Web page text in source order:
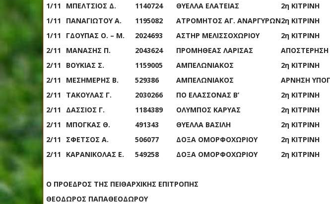
1/11
ΜΠΕΛΤΣΙΟΣ Δ. 1140724 ΘΥΕΛΛΑ ΕΛΑΤΕΙΑΣ 2η ΚΙΤΡΙΝΗ
1/11
ΠΑΝΑΓΙΩΤΟΥ Α. 1195082 ΑΤΡΟΜΗΤΟΣ ΑΓ. ΑΝΑΡΓΥΡΩΝ2η ΚΙΤΡΙΝΗ
1/11
ΓΔΟΥΠΑΣ Ο. – Μ. 2024693 ΑΣΤΗΡ ΜΕΛΙΣΣΟΧΩΡΙΟΥ 2η ΚΙΤΡΙΝΗ
2/11
ΜΑΝΑΣΗΣ Π. 2043624 ΠΡΟΜΗΘΕΑΣ ΛΑΡΙΣΑΣ ΑΠΟΣΤΕΡΗΣΗ
2/11
ΒΟΥΚΙΑΣ Σ. 1159005 ΑΜΠΕΛΩΝΙΑΚΟΣ 2η ΚΙΤΡΙΝΗ
2/11
ΜΕΣΗΜΕΡΗΣ Β. 529386 ΑΜΠΕΛΩΝΙΑΚΟΣ ΑΡΝΗΣΗ
2/11
ΤΑΚΟΥΛΑΣ Γ. 2030266 ΠΟ ΕΛΑΣΣΟΝΑΣ Β’ 2η ΚΙΤΡΙΝΗ
2/11
ΔΑΣΣΙΟΣ Γ. 1184389 ΟΛΥΜΠΟΣ ΚΑΡΥΑΣ 2η ΚΙΤΡΙΝΗ
2/11
ΜΠΟΓΚΑΣ Θ. 491343 ΘΥΕΛΛΑ ΒΑΣΙΛΗ 2η ΚΙΤΡΙΝΗ
2/11
ΣΦΕΤΣΟΣ Α. 506077 ΔΟΞΑ ΟΜΟΡΦΟΧΩΡΙΟΥ 2η ΚΙΤΡΙΝΗ
2/11
ΚΑΡΑΝΙΚΟΛΑΣ Ε. 549258 ΔΟΞΑ ΟΜΟΡΦΟΧΩΡΙΟΥ 2η ΚΙΤΡΙΝΗ
Ο ΠΡΟΕΔΡΟΣ ΤΗΣ ΠΕΙΘΑΡΧΙΚΗΣ ΕΠΙΤΡΟΠΗΣ
ΘΕΟΔΩΡΟΣ ΠΑΠΑΘΕΟΔΩΡΟΥ